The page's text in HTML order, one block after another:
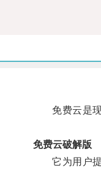
免费云是现
免费云破解版
它为用户提